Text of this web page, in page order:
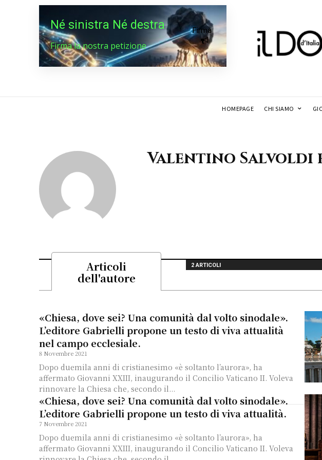
Né sinistra Né destra
Firma la nostra petizione
Firma
HOMEPAGE CHI SIAMO
Valentino Salvoldi
Articoli
dell'autore
2 ARTICOLI
«Chiesa, dove sei? Una comunità dal volto sinodale».
L’editore Gabrielli propone un testo di viva attualità
nel campo ecclesiale.
8 Novembre 2021
Dopo duemila anni di cristianesimo «è soltanto l’aurora», ha
affermato Giovanni XXIII, inaugurando il Concilio Vaticano II. Voleva
rinnovare la Chiesa che, secondo il...
«Chiesa, dove sei? Una comunità dal volto sinodale».
L’editore Gabrielli propone un testo di viva attualità.
7 Novembre 2021
Dopo duemila anni di cristianesimo «è soltanto l’aurora», ha
affermato Giovanni XXIII, inaugurando il Concilio Vaticano II. Voleva